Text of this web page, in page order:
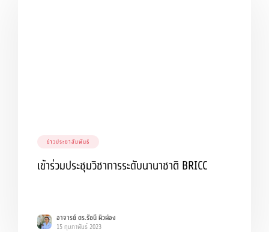
ข่าวประชาสัมพันธ์
เข้าร่วมประชุมวิชาการระดับนานาชาติ BRICC
อาจารย์ ดร.รัชนี ผิวผ่อง
15 กุมภาพันธ์ 2023